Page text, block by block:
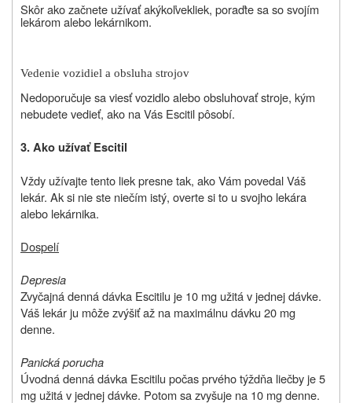
Skôr ako začnete užívaťakýkoľvekliek, poraďte sa so svojím
lekárom alebo lekárnikom.
Vedenie vozidiel a obsluha strojov
Nedoporučuje sa viesť vozidlo alebo obsluhovať stroje, kým
nebudete vedieť, ako na Vás Escitil pôsobí.
3. Ako užívať Escitil
Vždy užívajte tento liek presne tak, ako Vám povedal Váš
lekár. Ak si nie ste niečím istý, overte si to u svojho lekára
alebo lekárnika.
Dospelí
Depresia
Zvyčajná denná dávka Escitilu je 10 mg užitá v jednej dávke.
Váš lekár ju môže zvýšiť až na maximálnu dávku 20 mg
denne.
Panická porucha
Úvodná denná dávka Escitilu počas prvého týždňa liečby je 5
mg užitá v jednej dávke. Potom sa zvyšuje na 10 mg denne.